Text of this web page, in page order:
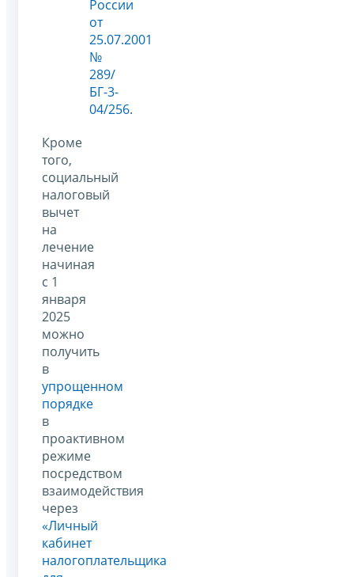
России
от
25.07.2001
№
289/
БГ-3-
04/256.
Кроме
того,
социальный
налоговый
вычет
на
лечение
начиная
с 1
января
2025
можно
получить
в
упрощенном
порядке
в
проактивном
режиме
посредством
взаимодействия
через
«Личный
кабинет
налогоплательщика